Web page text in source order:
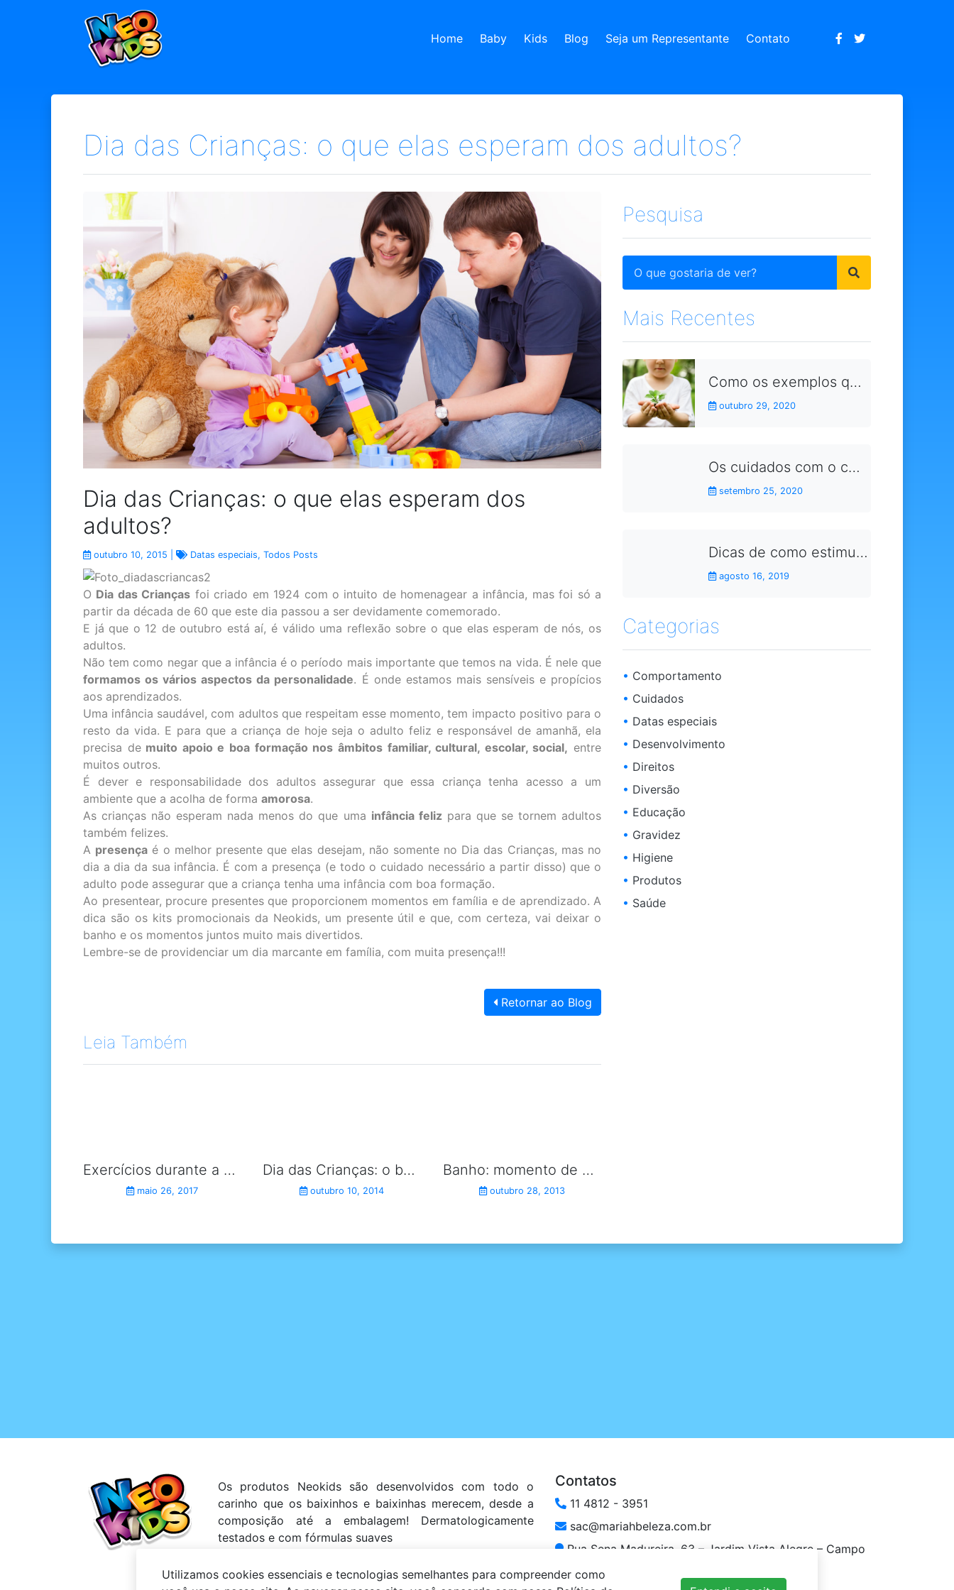
Seja um Representante
Home Baby Kids Blog Seja um Representante Contato
Dia das Crianças: o que elas esperam dos adultos?
Dia das Crianças: o que elas esperam dos
adultos?
outubro 10, 2015 | Datas especiais, Todos Posts
O Dia das Crianças foi criado em 1924 com o intuito de homenagear a infância, mas foi só a
partir da década de 60 que este dia passou a ser devidamente comemorado.
E já que o 12 de outubro está aí, é válido uma reflexão sobre o que elas esperam de nós, os
adultos.
Não tem como negar que a infância é o período mais importante que temos na vida. É nele que
formamos os vários aspectos da personalidade. É onde estamos mais sensíveis e propícios
aos aprendizados.
Uma infância saudável, com adultos que respeitam esse momento, tem impacto positivo para o
resto da vida. E para que a criança de hoje seja o adulto feliz e responsável de amanhã, ela
precisa demuito apoio e boa formação nos âmbitos familiar, cultural, escolar, social, entre
muitos outros.
É dever e responsabilidade dos adultos assegurar que essa criança tenha acesso a um
ambiente que a acolha de forma amorosa.
As crianças não esperam nada menos do que uma infância felizpara que se tornem adultos
também felizes.
A presença é o melhor presente que elas desejam, não somente no Dia das Crianças, mas no
dia a dia da sua infância. É com a presença (e todo o cuidado necessário a partir disso) que o
adulto pode assegurar que a criança tenha uma infância com boa formação.
Ao presentear, procure presentes que proporcionem momentos em família e de aprendizado. A
dica são os kits promocionais da Neokids, um presente útil e que, com certeza, vai deixar o
banho e os momentos juntos muito mais divertidos.
Lembre-se de providenciar um dia marcante em família, com muita presença!!!
Retornar ao Blog
Leia Também
Exercícios durante a gravidez
maio 26, 2017
Dia das Crianças: o bem que elas nos fazem.
outubro 10, 2014
Banho: momento de prazer e diversão.
outubro 28, 2013
Pesquisa
Mais Recentes
Como os exemplos que damos no dia a dia aproximam as crianças dos conceitos da sustentabilidade
outubro 29, 2020
Os cuidados com o corpo durante a gravidez
setembro 25, 2020
Dicas de como estimular as crianças a fazerem as lições de casa
agosto 16, 2019
Categorias
• Comportamento
• Cuidados
• Datas especiais
• Desenvolvimento
• Direitos
• Diversão
• Educação
• Gravidez
• Higiene
• Produtos
• Saúde
Os produtos Neokids são desenvolvidos com todo o
carinho que os baixinhos e baixinhas merecem, desde a
composição até a embalagem! Dermatologicamente
testados e com fórmulas suaves
/ Neokids @neokids_eco
Contatos
11 4812 - 3951
sac@mariahbeleza.com.br
Rua Sena Madureira, 63 – Jardim Vista Alegre – Campo
Utilizamos cookies essenciais e tecnologias semelhantes para compreender como